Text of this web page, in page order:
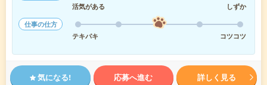
活気がある
しずか
仕事の仕方
テキパキ
コツコツ
気になる! 応募へ進む 詳しく見る